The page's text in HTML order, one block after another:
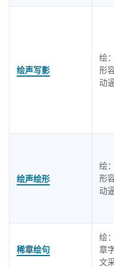
绘声写影
绘
形
动
绘声绘形
绘
形
动
稀章绘句
绘
章
文